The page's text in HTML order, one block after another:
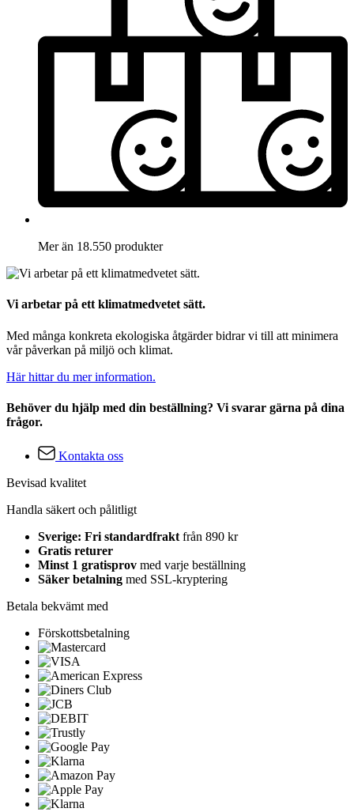
Mer än 18.550 produkter
Vi arbetar på ett klimatmedvetet sätt.
Med många konkreta ekologiska åtgärder bidrar vi till att minimera
vår påverkan på miljö och klimat.
Här hittar du mer information.
Behöver du hjälp med din beställning? Vi svarar gärna på dina
frågor.
Kontakta oss
Bevisad kvalitet
Handla säkert och pålitligt
Sverige: Fri standardfrakt från 890 kr
Gratis returer
Minst 1 gratisprov med varje beställning
Säker betalning med SSL-kryptering
Betala bekvämt med
Förskottsbetalning